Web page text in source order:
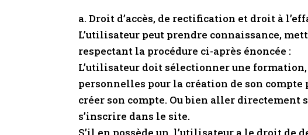
a. Droit d’accès, de rectification et droit à
L’utilisateur peut prendre connaissance,
respectant la procédure ci-après énoncée :
L’utilisateur doit sélectionner une
personnelles pour la création de son
créer son compte. Ou bien aller
s’inscrire dans le site.